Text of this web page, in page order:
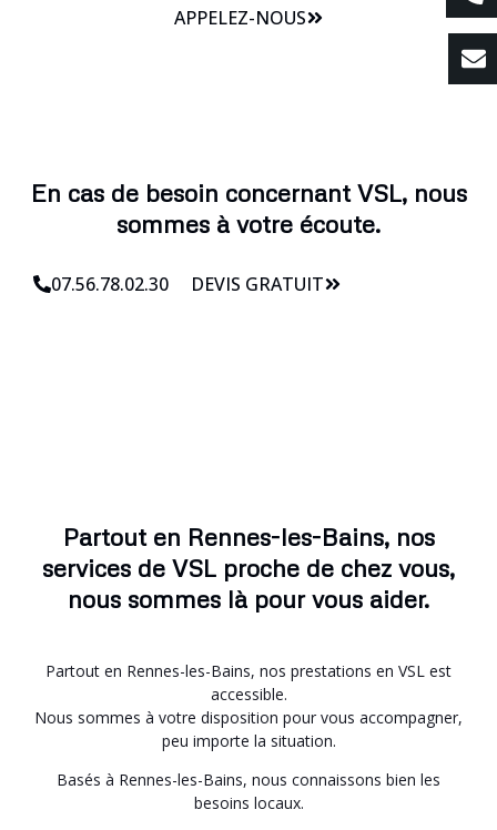
APPELEZ-NOUS
En cas de besoin concernant VSL, nous
sommes à votre écoute.
07.56.78.02.30 DEVIS GRATUIT
Partout en Rennes-les-Bains, nos
services de VSL proche de chez vous,
nous sommes là pour vous aider.
Partout en Rennes-les-Bains, nos prestations en VSL est
accessible.
Nous sommes à votre disposition pour vous accompagner,
peu importe la situation.
Basés à Rennes-les-Bains, nous connaissons bien les
besoins locaux.